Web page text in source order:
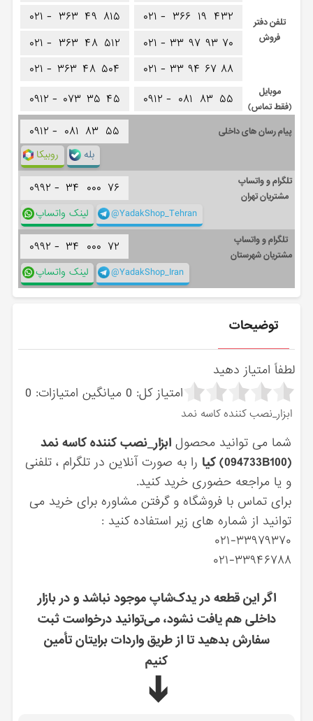
تلفن دفتر
فروش
۰۲۱ - ۳۶۶ ۱۹ ۴۳۲
۰۲۱ - ۳۳ ۹۷ ۹۳ ۷۰
۰۲۱ - ۳۳ ۹۴ ۶۷ ۸۸
۰۲۱ - ۳۶۳ ۴۹ ۸۱۵
۰۲۱ - ۳۶۳ ۴۸ ۵۱۲
۰۲۱ - ۳۶۳ ۴۸ ۵۰۴
موبایل
(فقط تماس)
۰۹۱۲ - ۰۸۱ ۸۳ ۵۵ ۰۹۱۲ - ۰۷۳ ۳۵ ۴۵
پیام رسان های داخلی ۰۹۱۲ - ۰۸۱ ۸۳ ۵۵
روبیکا بله
تلگرام و واتساپ
مشتریان تهران
۰۹۹۲ - ۳۴ ۰۰۰ ۷۶
لینک واتساپ @YadakShop_Tehran
تلگرام و واتساپ
مشتریان شهرستان
۰۹۹۲ - ۳۴ ۰۰۰ ۷۲
لینک واتساپ @YadakShop_Iran
توضیحات
لطفاً امتیاز دهید
امتیاز کل: 0 میانگین امتیازات: 0
ابزار_نصب كننده كاسه نمد
شما می توانید محصولابزار_نصب كننده كاسه نمد
(094733B100) کیا
را به صورت آنلاین در تلگرام ، تلفنی
و یا مراجعه حضوری خرید کنید.
برای تماس با فروشگاه و گرفتن مشاوره برای خرید می
توانید از شماره های زیر استفاده کنید :
۰۲۱-۳۳۹۷۹۳۷۰
۰۲۱-۳۳۹۴۶۷۸۸
اگر این قطعه در یدک‌شاپ موجود نباشد و در بازار
داخلی هم یافت نشود، می‌توانید درخواست ثبت
سفارش بدهید تا از طریق واردات برایتان تأمین
کنیم
➔